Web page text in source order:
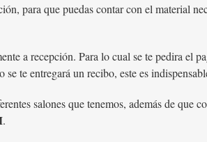
para que puedas contar con el material
a recepción. Para lo cual se te pedira el
te entregará un recibo, este es
salones que tenemos, además de que
.